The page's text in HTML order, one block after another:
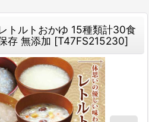
トルトおかゆ 15種類計30食
存 無添加 [T47FS215230]